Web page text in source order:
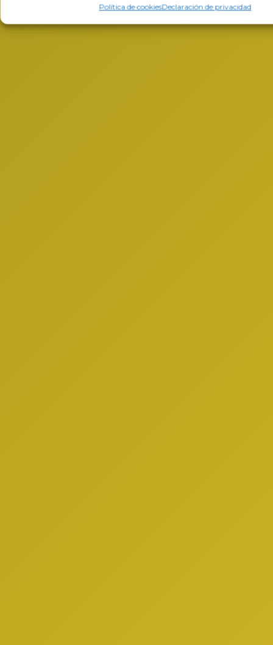
Política de cookiesDeclaración de privacidad